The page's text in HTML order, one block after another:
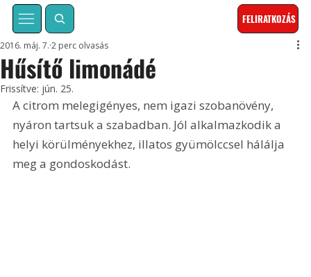
FELIRATKOZÁS
Hűsítő limonádé
2016. máj. 7. 2 perc olvasás
Frissítve: jún. 25.
A citrom melegigényes, nem igazi szobanövény,
nyáron tartsuk a szabadban. Jól alkalmazkodik a
helyi körülményekhez, illatos gyümölccsel hálálja
meg a gondoskodást.